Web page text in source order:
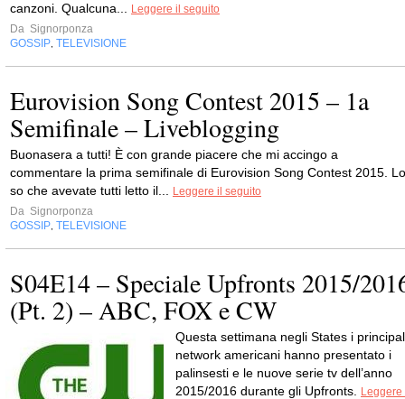
canzoni. Qualcuna...
Leggere il seguito
Da Signorponza
GOSSIP TELEVISIONE
Eurovision Song Contest 2015 – 1a
Semifinale – Liveblogging
Buonasera a tutti! È con grande piacere che mi accingo a
commentare la prima semifinale di Eurovision Song Contest 2015. Lo
so che avevate tutti letto il...
Leggere il seguito
Da Signorponza
GOSSIP TELEVISIONE
S04E14 – Speciale Upfronts 2015/
(Pt. 2) – ABC, FOX e CW
Questa settimana negli States i
network americani hanno presentato i
palinsesti e le nuove serie tv dell’anno
2015/2016 durante gli Upfronts.
Leggere